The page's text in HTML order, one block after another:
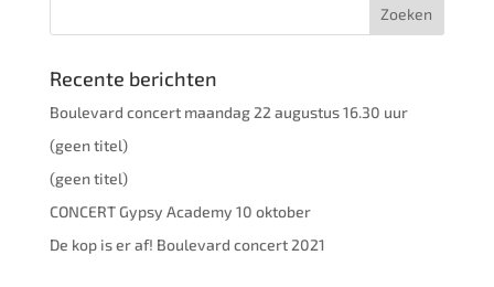
Recente berichten
Boulevard concert maandag 22 augustus 16.30 uur
(geen titel)
(geen titel)
CONCERT Gypsy Academy 10 oktober
De kop is er af! Boulevard concert 2021